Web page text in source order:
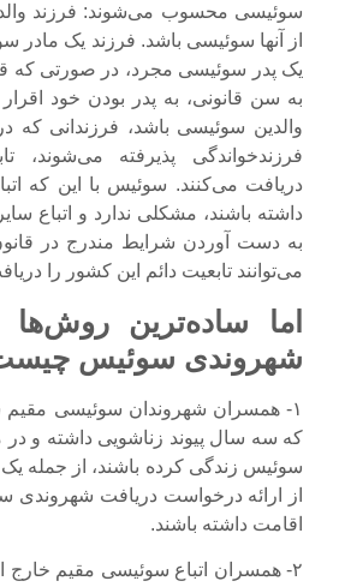
سوئیسی محسوب می‌شوند: فرزند
از آنها سوئیسی باشد. فرزند یک مادر
یک پدر سوئیسی مجرد، در صورتی که
به سن قانونی، به پدر بودن خود
والدین سوئیسی باشد، فرزندانی که
فرزندخواندگی پذیرفته می‌شوند،
دریافت می‌کنند. سوئیس با این که
داشته باشند، مشکلی ندارد و اتباع
به دست آوردن شرایط مندرج در
می‌توانند تابعیت دائم این کشور را
اما ساده‌ترین
شهروندی سوئیس
۱- همسران شهروندان سوئیسی
که سه سال پیوند زناشویی داشته و در
سوئیس زندگی کرده باشند، از جمله
از ارائه درخواست دریافت شهروندی
اقامت داشته باشند.
۲- همسران اتباع سوئیسی مقیم